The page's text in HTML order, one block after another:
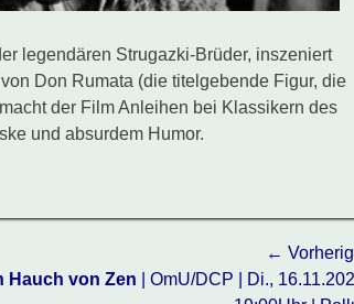
legendären Strugazki-Brüder, inszeniert
Don Rumata (die titelgebende Figur, die
der Film Anleihen bei Klassikern des
und absurdem Humor.
←
Hauch von Zen | OmU/DCP | Di.,